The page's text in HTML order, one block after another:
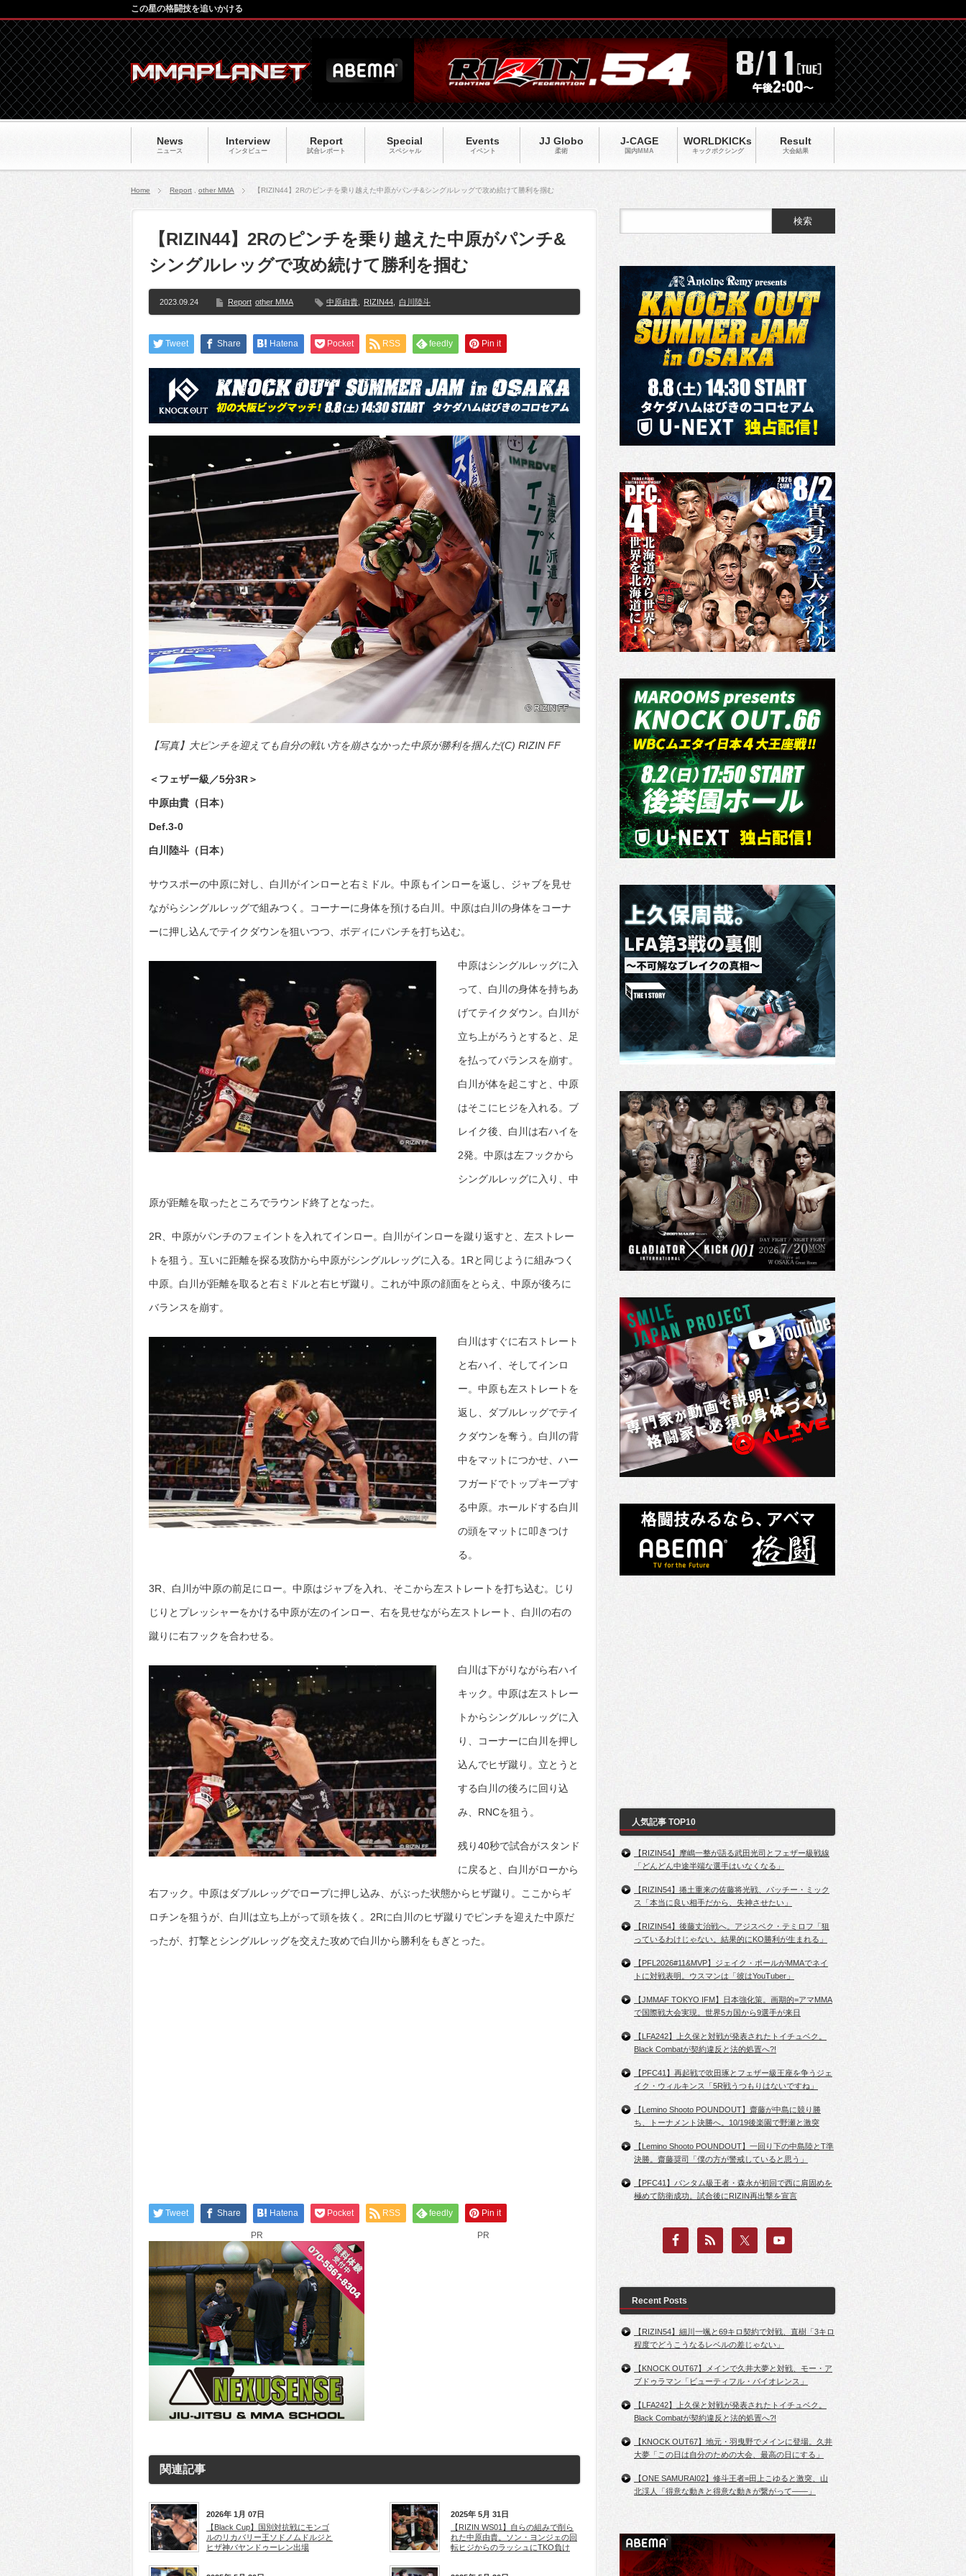
News
ニュース
Interview
インタビュー
Report
試合レポート
Special
スペシャル
Events
イベント
JJ Globo
柔術
J-CAGE
国内MMA
WORLDKICKs
キックポクシング
Result
大会結果
この星の格闘技を追いかける
Home Report other MMA 【RIZIN44】2Rのピンチを乗り越えた中原がパンチ&シングルレッグで攻め続けて勝利を掴む
【RIZIN44】2Rのピンチを乗り越えた中原がパンチ&
シングルレッグで攻め続けて勝利を掴む
2023.09.24 Report other MMA 中原由貴 RIZIN44 白川陸斗
Tweet Share Hatena Pocket RSS feedly Pin it
【写真】大ピンチを迎えても自分の戦い方を崩さなかった中原が勝利を掴んだ(C) RIZIN FF
＜フェザー級／5分3R＞
中原由貴（日本）
Def.3-0
白川陸斗（日本）
サウスポーの中原に対し、白川がインローと右ミドル。中原もインローを返し、ジャブを見せ
ながらシングルレッグで組みつく。コーナーに身体を預ける白川。中原は白川の身体をコーナ
ーに押し込んでテイクダウンを狙いつつ、ボディにパンチを打ち込む。
中原はシングルレッグに入
って、白川の身体を持ちあ
げてテイクダウン。白川が
立ち上がろうとすると、足
を払ってバランスを崩す。
白川が体を起こすと、中原
はそこにヒジを入れる。ブ
レイク後、白川は右ハイを
2発。中原は左フックから
シングルレッグに入り、中
原が距離を取ったところでラウンド終了となった。
2R、中原がパンチのフェイントを入れてインロー。白川がインローを蹴り返すと、左ストレー
トを狙う。互いに距離を探る攻防から中原がシングルレッグに入る。1Rと同じように組みつく
中原。白川が距離を取ると右ミドルと右ヒザ蹴り。これが中原の顔面をとらえ、中原が後ろに
バランスを崩す。
白川はすぐに右ストレート
と右ハイ、そしてインロ
ー。中原も左ストレートを
返し、ダブルレッグでテイ
クダウンを奪う。白川の背
中をマットにつかせ、ハー
フガードでトップキープす
る中原。ホールドする白川
の頭をマットに叩きつけ
る。
3R、白川が中原の前足にロー。中原はジャブを入れ、そこから左ストレートを打ち込む。じり
じりとプレッシャーをかける中原が左のインロー、右を見せながら左ストレート、白川の右の
蹴りに右フックを合わせる。
白川は下がりながら右ハイ
キック。中原は左ストレー
トからシングルレッグに入
り、コーナーに白川を押し
込んでヒザ蹴り。立とうと
する白川の後ろに回り込
み、RNCを狙う。
残り40秒で試合がスタンド
に戻ると、白川がローから
右フック。中原はダブルレッグでロープに押し込み、がぶった状態からヒザ蹴り。ここからギ
ロチンを狙うが、白川は立ち上がって頭を抜く。2Rに白川のヒザ蹴りでピンチを迎えた中原だ
ったが、打撃とシングルレッグを交えた攻めで白川から勝利をもぎとった。
Tweet Share Hatena Pocket RSS feedly Pin it
PR PR
関連記事
2026年 1月 07日
【Black Cup】国別対抗戦にモンゴ
ルのリカバリー王ソドノムドルジと
ヒザ神バヤンドゥーレン出場
2025年 5月 31日
【RIZIN WS01】自らの組みで削ら
れた中原由貴。ソン・ヨンジェの回
転ヒジからのラッシュにTKO負け
人気記事 TOP10
【RIZIN54】摩嶋一整が語る武田光司とフェザー級戦線
「どんどん中途半端な選手はいなくなる」
【RIZIN54】捲土重来の佐藤将光戦、パッチー・ミック
ス「本当に良い相手だから、失神させたい」
【RIZIN54】後藤丈治戦へ。アジスベク・テミロフ「狙
っているわけじゃない。結果的にKO勝利が生まれる」
【PFL2026#11&MVP】ジェイク・ポールがMMAでネイ
トに対戦表明。ウスマンは「彼はYouTuber」
【JMMAF TOKYO IFM】日本強化策。画期的=アマMMA
で国際戦大会実現。世界5カ国から9選手が来日
【LFA242】上久保と対戦が発表されたトイチュベク。
Black Combatが契約違反と法的処置へ?!
【PFC41】再起戦で吹田琢とフェザー級王座を争うジェ
イク・ウィルキンス「5R戦うつもりはないですね」
【Lemino Shooto POUNDOUT】齋藤が中島に競り勝
ち、トーナメント決勝へ。10/19後楽園で野瀬と激突
【Lemino Shooto POUNDOUT】一回り下の中島陸とT準
決勝。齋藤奨司「僕の方が警戒していると思う」
【PFC41】バンタム級王者・森永が初回で西に肩固めを
極めて防衛成功。試合後にRIZIN再出撃を宣言
Recent Posts
【RIZIN54】細川一颯と69キロ契約で対戦、直樹「3キロ
程度でどうこうなるレベルの差じゃない」
【KNOCK OUT67】メインで久井大夢と対戦、モー・ア
ブドゥラマン「ビューティフル・バイオレンス」
【LFA242】上久保と対戦が発表されたトイチュベク。
Black Combatが契約違反と法的処置へ?!
【KNOCK OUT67】地元・羽曳野でメインに登場。久井
大夢「この日は自分のための大会、最高の日にする」
【ONE SAMURAI02】修斗王者=田上こゆると激突、山
北渓人「得意な動きと得意な動きが繋がって――」